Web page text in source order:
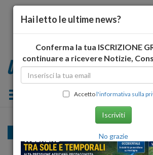
Toggle navigation
Febbo incontro l'Abi
Hai letto le ultime news?
Conferma la tua ISCRIZIONE
continuare a ricevere Notizie,
Accettol'informativa sulla
Iscriviti
No grazie